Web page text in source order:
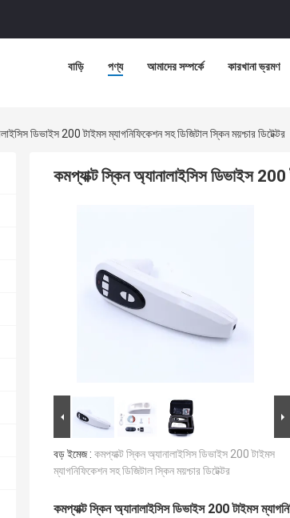
বাড়ি পণ্য আমাদের সম্পর্কে কারখানা ভ্রমণ
ডিভাইস 200 টাইমস ম্যাগনিফিকেশন সহ ডিজিটাল স্কিন ময়শ্চার ডিটেক্টর
কমপ্যাক্ট স্কিন অ্যানালাইসিস ডিভাইস 200
বড় ইমেজ : কমপ্যাক্ট স্কিন অ্যানালাইসিস ডিভাইস 200 টাইমস
ম্যাগনিফিকেশন সহ ডিজিটাল স্কিন ময়শ্চার ডিটেক্টর
কমপ্যাক্ট স্কিন অ্যানালাইসিস ডিভাইস 200 টাইমস